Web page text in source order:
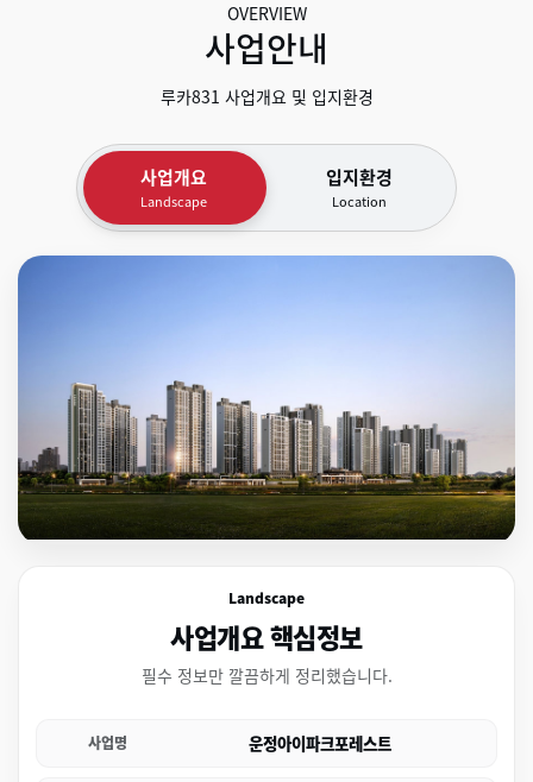
OVERVIEW
사업안내
루카831 사업개요 및 입지환경
사업개요
Landscape
입지환경
Location
Landscape
사업개요 핵심정보
필수 정보만 깔끔하게 정리했습니다.
사업명 운정아이파크포레스트